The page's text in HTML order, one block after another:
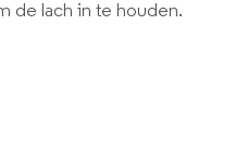
de lach in te houden.